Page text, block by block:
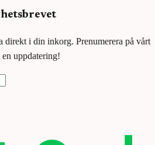
direkt i din inkorg. Prenumerera på vårt
uppdatering!